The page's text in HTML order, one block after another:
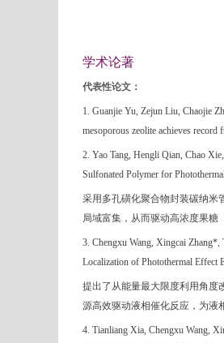
学术论著
代表性论文：
1. Guanjie Yu, Zejun Liu, Chaojie
mesoporous zeolite achieves
2. Yao Tang, Hengli Qian, Chao
Sulfonated Polymer for
采用多孔磺化聚合物封装碳纳米
局域富集，从而驱动高浓度果糖
3. Chengxu Wang, Xingcai
Localization of Photothermal Effect
提出了从能量最大限度利用角度
源高效驱动液相催化反应，为液
4. Tianliang Xia, Chengxu Wang,